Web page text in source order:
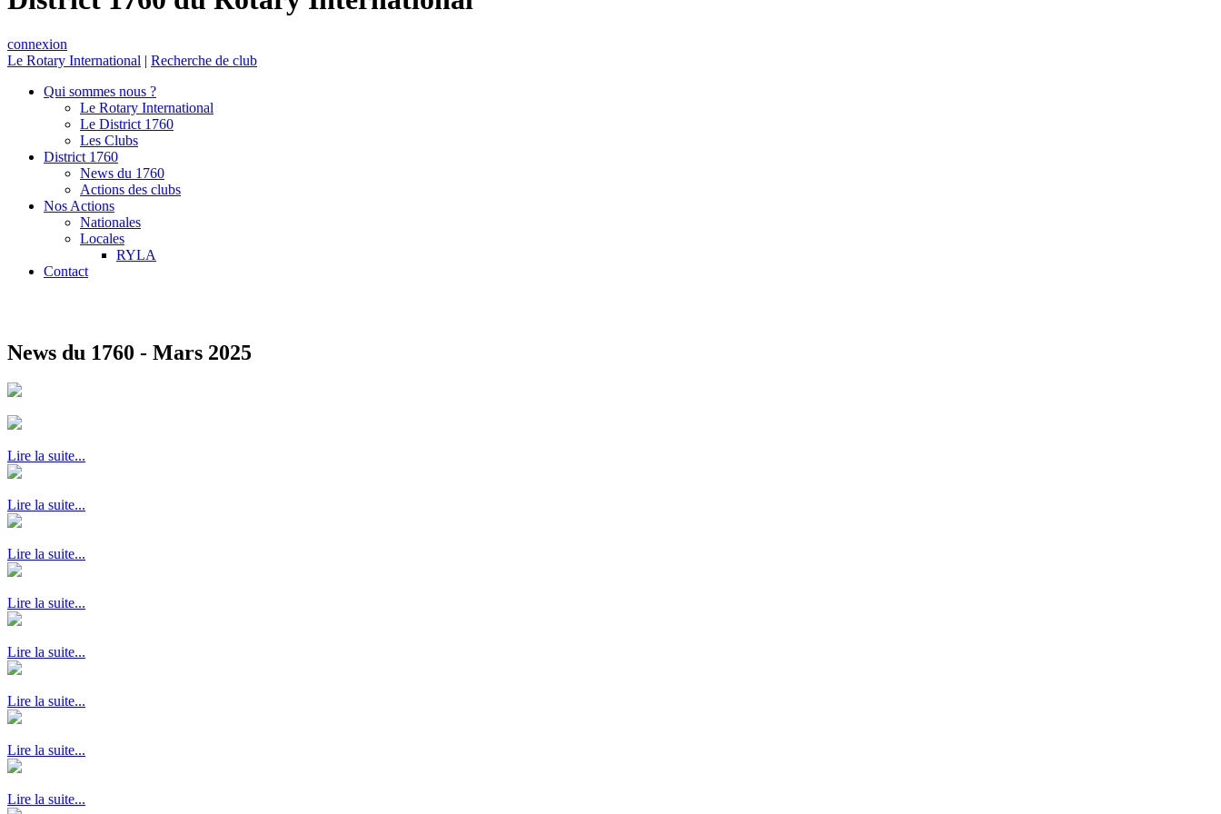
connexion
Le Rotary International | Recherche de club
Qui sommes nous ?
Le Rotary International
Le District 1760
Les Clubs
District 1760
News du 1760
Actions des clubs
Nos Actions
Nationales
Locales
RYLA
Contact
News du 1760 - Mars 2025
Lire la suite...
Lire la suite...
Lire la suite...
Lire la suite...
Lire la suite...
Lire la suite...
Lire la suite...
Lire la suite...